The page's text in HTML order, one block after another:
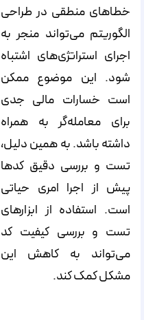
خطاهای منطقی در طراحی
الگوریتم می‌تواند منجر به
اجرای استراتژی‌های اشتباه
شود. این موضوع ممکن
است خسارات مالی جدی
برای معامله‌گر به همراه
داشته باشد. به همین دلیل،
تست و بررسی دقیق کدها
پیش از اجرا امری حیاتی
است. استفاده از ابزارهای
تست و بررسی کیفیت کد
می‌تواند به کاهش این
مشکل کمک کند.